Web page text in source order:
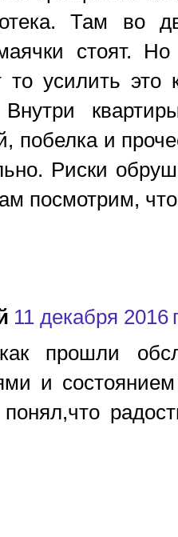
Там во
стоят.
то усилить это
Внутри
побелка и
Риски
посмотрим,
11 декабря 2016
прошли
и